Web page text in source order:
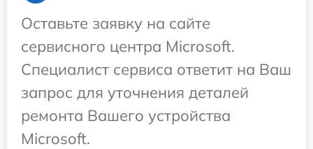
Оставьте заявку на сайте
сервисного центра Microsoft.
Специалист сервиса ответит на Ваш
запрос для уточнения деталей
ремонта Вашего устройства
Microsoft.